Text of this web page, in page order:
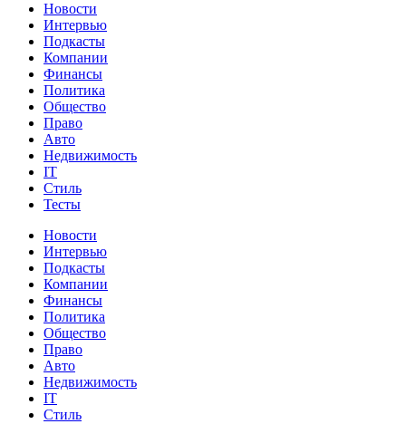
Новости
Интервью
Подкасты
Компании
Финансы
Политика
Общество
Право
Авто
Недвижимость
IT
Стиль
Тесты
Новости
Интервью
Подкасты
Компании
Финансы
Политика
Общество
Право
Авто
Недвижимость
IT
Стиль